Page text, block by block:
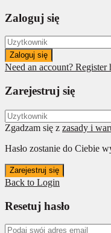
Zaloguj się
Zaloguj się
Need an account? Register
Zarejestruj się
Zgadzam się z zasady i
Hasło zostanie do Ciebie
Zarejestruj się
Back to Login
Resetuj hasło